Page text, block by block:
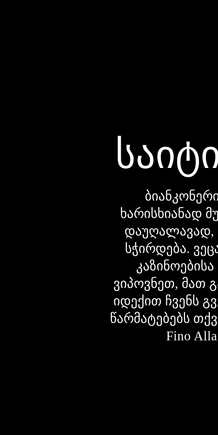
ხარისხიანად
სჭირდება.
ვიპოვნეთ, მათ
იდექით ჩვენს
წარმატებებს
Fino